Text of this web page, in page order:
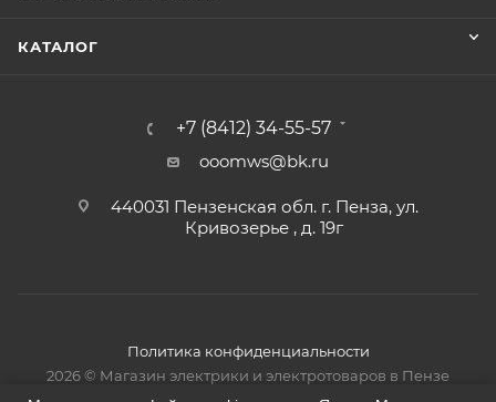
КАТАЛОГ
+7 (8412) 34-55-57
ooomws@bk.ru
440031 Пензенская обл. г. Пенза, ул.
Кривозерье , д. 19г
Политика конфиденциальности
2026 © Магазин электрики и электротоваров в Пензе